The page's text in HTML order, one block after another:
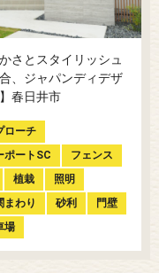
かさとスタイリッシュ
、ジャパンディデザ
春日井市
ローチ
ポートSC
フェンス
植栽
照明
まわり
砂利
門壁
場